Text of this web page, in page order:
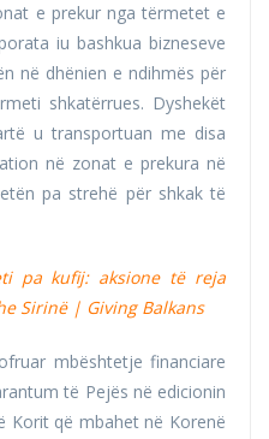
e prekur nga tërmetet e
iu bashkua bizneseve
në dhënien e ndihmës për
shkatërrues. Dyshekët
u transportuan me disa
në zonat e prekura në
pa strehë për shkak të
pa kufij: aksione të reja
Sirinë | Giving Balkans
mbështetje financiare
të Pejës në edicionin
që mbahet në Korenë